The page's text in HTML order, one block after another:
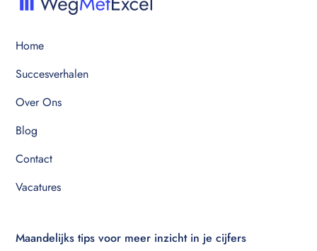
Home
Succesverhalen
Over Ons
Blog
Contact
Vacatures
Maandelijks tips voor meer inzicht in je cijfers